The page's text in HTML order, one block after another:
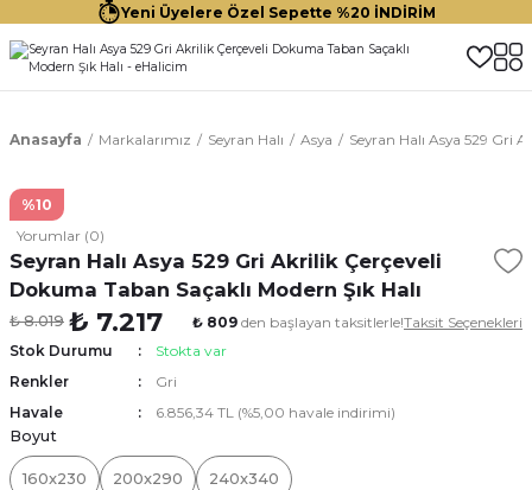
Yeni Üyelere Özel Sepette %20 İNDİRİM
Anasayfa Markalarımız Seyran Halı Asya Seyran Halı Asya 529 Gri
%10
Yorumlar (0)
Seyran Halı Asya 529 Gri Akrilik Çerçeveli
Dokuma Taban Saçaklı Modern Şık Halı
₺ 8.019 ₺ 7.217 ₺ 809 den başlayan taksitlerle!Taksit Seçenekleri
Stok Durumu
Stokta var
Renkler
Gri
Havale
6.856,34 TL (%5,00 havale indirimi)
Boyut
160x230 200x290
240x340